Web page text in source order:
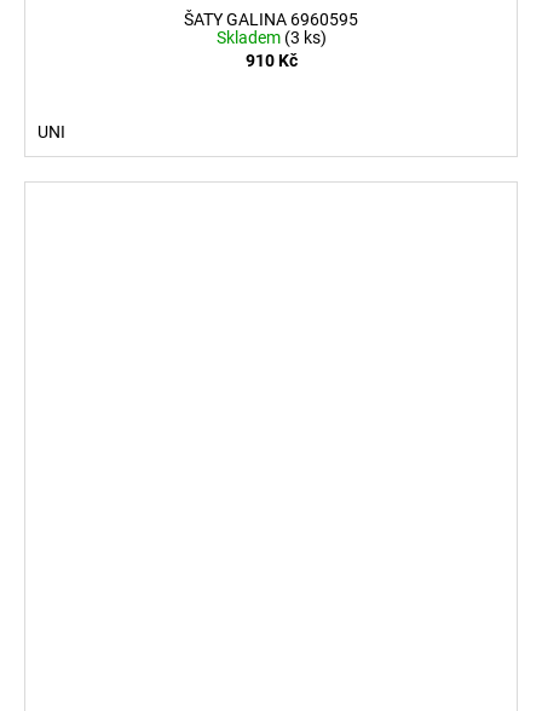
ŠATY GALINA 6960595
Skladem (3 ks)
910 Kč
UNI